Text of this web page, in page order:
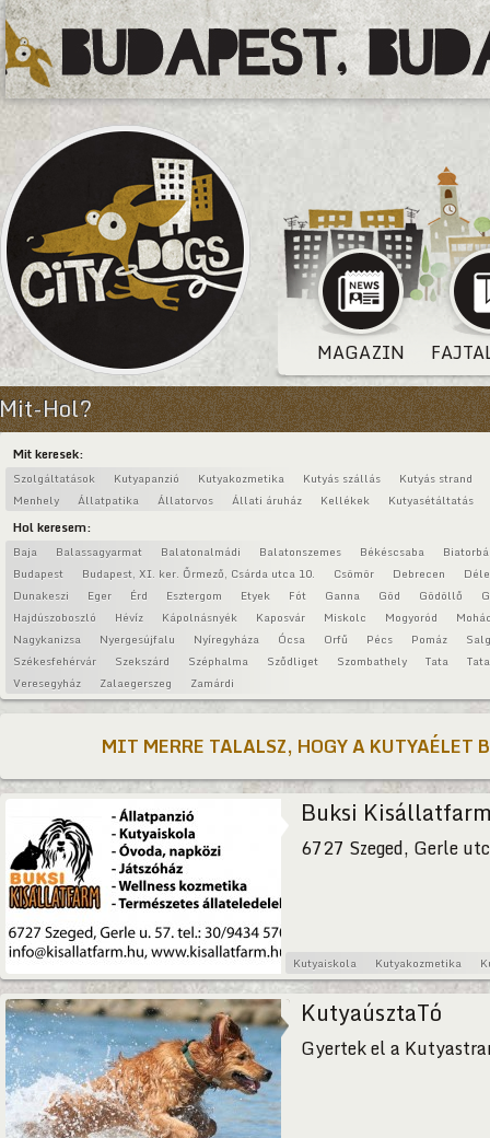
MAGAZIN
Mit-Hol?
Mit keresek:
Szolgáltatások Kutyapanzió Kutyakozmetika Kutyás szállás
Kutyás strand
Menhely
Állatpatika Állatorvos Állati áruház Kellékek Kutyasétáltatás
Hol keresem:
Baja Balassagyarmat Balatonalmádi Balatonszemes Békéscsaba
Budapest
Budapest, XI. ker. Őrmező, Csárda utca 10. Csömör Debrecen
Dunakeszi
Eger Érd Esztergom Etyek Fót Ganna Göd Gödöllő
Hajdúszoboszló
Hévíz Kápolnásnyék Kaposvár Miskolc Mogyoród
Nagykanizsa
Nyergesújfalu Nyíregyháza Ócsa Orfű Pécs Pomáz
Székesfehérvár
Szekszárd Széphalma Sződliget Szombathely Tata
Veresegyház
Zalaegerszeg Zamárdi
MIT MERRE TALALSZ, HOGY A KUTYAÉLET
Buksi
6727 Szeged, Gerle
Kutyaiskola Kutyakozmetika
KutyaúsztaTó
Gyertek el a